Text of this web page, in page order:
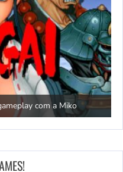
com a Miko